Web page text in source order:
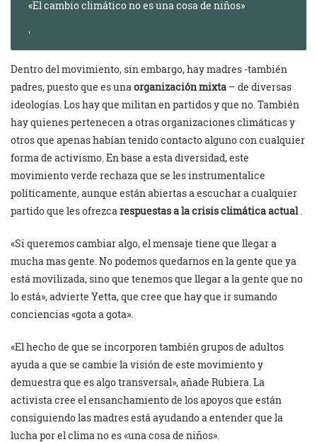
«El cambio climático no es una cosa de niños»
Dentro del movimiento, sin embargo, hay madres -también
padres, puesto que es unaorganización mixta – de diversas
ideologías. Los hay que militan en partidos y que no. También
hay quienes pertenecen a otras organizaciones climáticas y
otros que apenas habían tenido contacto alguno con cualquier
forma de activismo. En base a esta diversidad, este
movimiento verde rechaza que se les instrumentalice
políticamente, aunque están abiertas a escuchar a cualquier
partido que les ofrezcarespuestas a la crisis climática actual.
«Si queremos cambiar algo, el mensaje tiene que llegar a
mucha mas gente. No podemos quedarnos en la gente que ya
está movilizada, sino que tenemos que llegar a la gente que no
lo está», advierte Yetta, que cree que hay que ir sumando
conciencias «gota a gota».
«El hecho de que se incorporen también grupos de adultos
ayuda a que se cambie la visión de este movimiento y
demuestra que es algo transversal», añade Rubiera. La
activista cree el ensanchamiento de los apoyos que están
consiguiendo las madres está ayudando a entender que la
lucha por el clima no es «una cosa de niños».